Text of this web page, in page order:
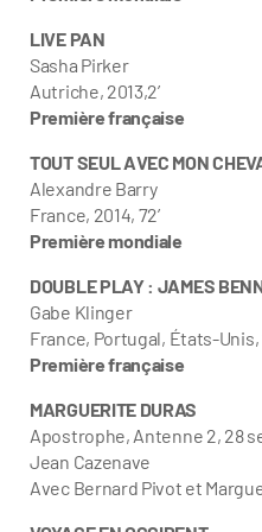
LIVE PAN
Sasha Pirker
Autriche, 2013,2’
Première française
TOUT SEUL AVEC MON
Alexandre Barry
France, 2014, 72’
Première mondiale
DOUBLE PLAY : JAMES
Gabe Klinger
France, Portugal, États-Unis,
Première française
MARGUERITE DURAS
Apostrophe, Antenne 2, 28
Jean Cazenave
Avec Bernard Pivot et